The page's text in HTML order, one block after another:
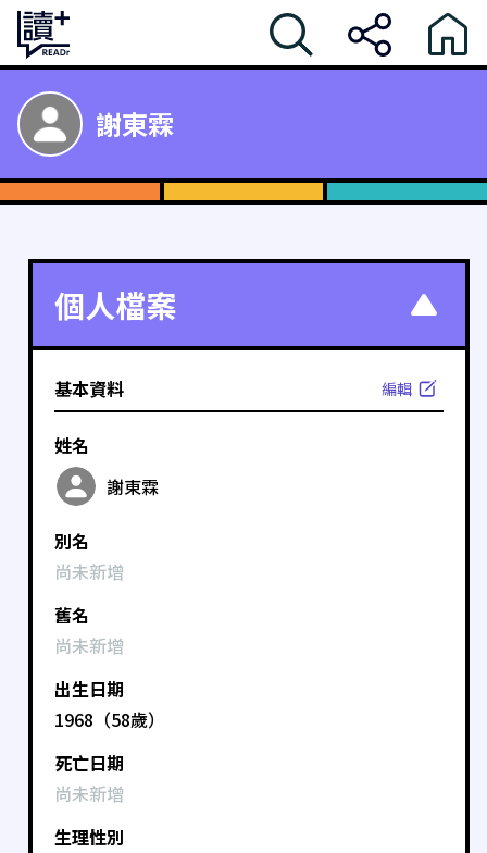
謝東霖
個人檔案
基本資料 編輯
姓名
謝東霖
別名
尚未新增
舊名
尚未新增
出生日期
1968（58歲）
死亡日期
尚未新增
生理性別